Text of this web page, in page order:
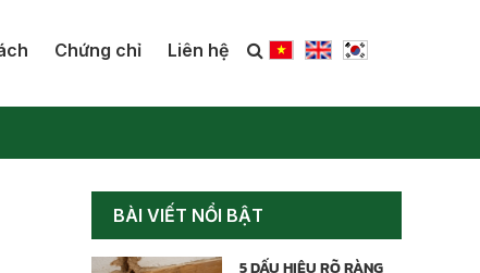
Chứng chỉ Liên hệ
BÀI VIẾT NỔI BẬT
5 DẤU HIỆU RÕ RÀNG